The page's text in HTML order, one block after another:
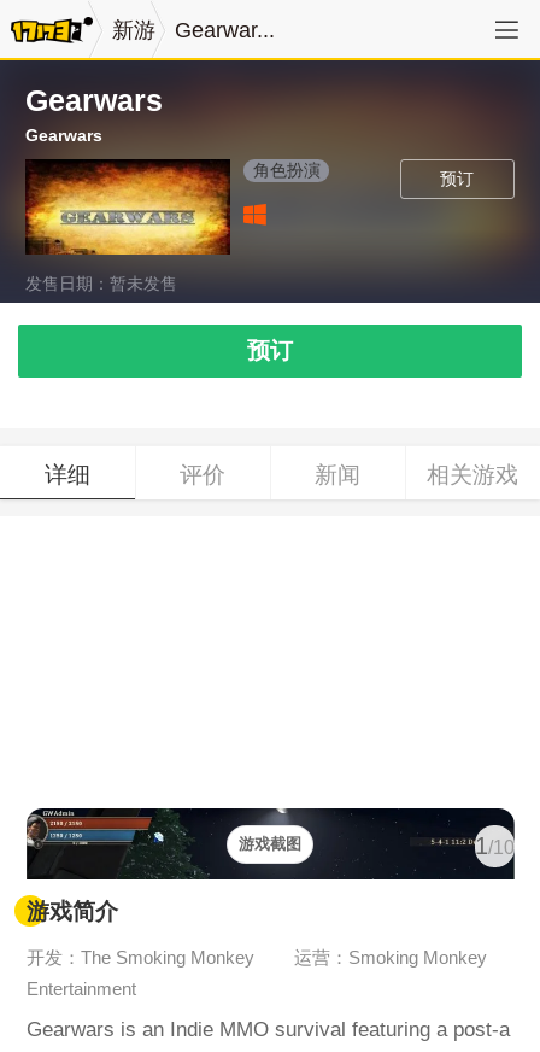
新游 Gearwar...
Gearwars
Gearwars
预订
角色扮演
发售日期：暂未发售
预订
详细 评价 新闻 相关游戏
1/10
游戏截图
游戏简介
开发：The Smoking Monkey
运营：Smoking Monkey
Entertainment
Gearwars is an Indie MMO survival featuring a post-a